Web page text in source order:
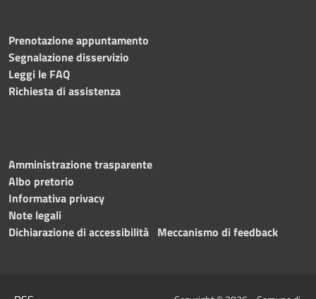
Prenotazione appuntamento
Segnalazione disservizio
Leggi le FAQ
Richiesta di assistenza
Amministrazione trasparente
Albo pretorio
Informativa privacy
Note legali
Dichiarazione di accessibilità Meccanismo di feedback